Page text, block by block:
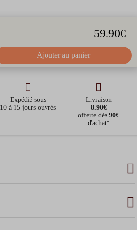
59.90€
Ajouter au panier
Expédié sous
10 à 15 jours ouvrés
Livraison
8.90€
offerte dès90€
d'achat*